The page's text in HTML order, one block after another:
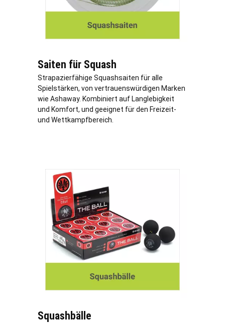
Saiten für Squash
Strapazierfähige Squashsaiten für alle
Spielstärken, von vertrauenswürdigen Marken
wie Ashaway. Kombiniert auf Langlebigkeit
und Komfort, und geeignet für den Freizeit-
und Wettkampfbereich.
Squashbälle